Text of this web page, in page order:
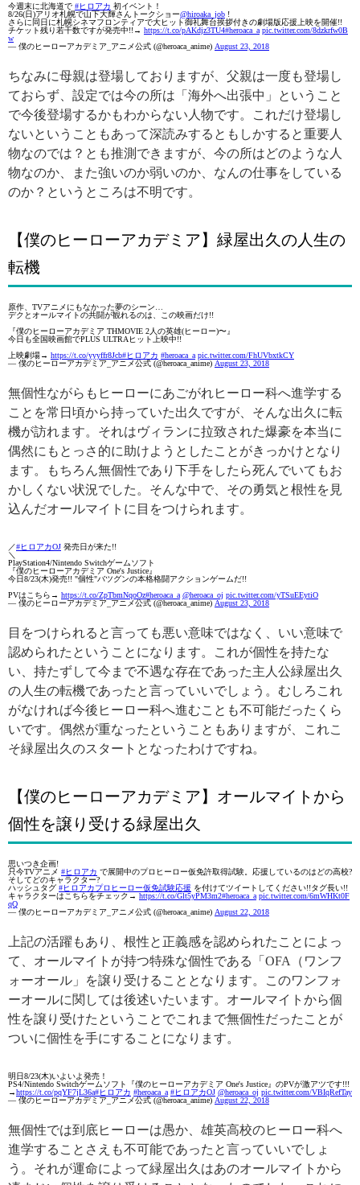
今週末に北海道で #ヒロアカ 初イベント！
8/26(日)アリオ札幌で山下大輝さんトークショー@hiroaka_job !
さらに同日に札幌シネマフロンティアで大ヒット御礼舞台挨拶付きの劇場版応援上映を開催!!
チケット残り若干数ですが発売中!!→ https://t.co/pAKdjz3TU4#heroaca_a pic.twitter.com/8dzkrfw0B
w
— 僕のヒーローアカデミア_アニメ公式 (@heroaca_anime) August 23, 2018
ちなみに母親は登場しておりますが、父親は一度も登場し
ておらず、設定では今の所は「海外へ出張中」ということ
で今後登場するかもわからない人物です。これだけ登場し
ないということもあって深読みするともしかすると重要人
物なのでは？とも推測できますが、今の所はどのような人
物なのか、また強いのか弱いのか、なんの仕事をしている
のか？というところは不明です。
【僕のヒーローアカデミア】緑屋出久の人生の
転機
原作、TVアニメにもなかった夢のシーン…
デクとオールマイトの共闘が観れるのは、この映画だけ!!
『僕のヒーローアカデミア THMOVIE 2人の英雄(ヒーロー)〜』
今日も全国映画館でPLUS ULTRAヒット上映中!!
上映劇場→ https://t.co/yyyffr8Jcb#ヒロアカ #heroaca_a pic.twitter.com/FhUVbxtkCY
— 僕のヒーローアカデミア_アニメ公式 (@heroaca_anime) August 23, 2018
無個性ながらもヒーローにあごがれヒーロー科へ進学する
ことを常日頃から持っていた出久ですが、そんな出久に転
機が訪れます。それはヴィランに拉致された爆豪を本当に
偶然にもとっさ的に助けようとしたことがきっかけとなり
ます。もちろん無個性であり下手をしたら死んでいてもお
かしくない状況でした。そんな中で、その勇気と根性を見
込んだオールマイトに目をつけられます。
／#ヒロアカOJ 発売日が来た!!
＼
PlayStation4/Nintendo Switchゲームソフト
『僕のヒーローアカデミア One's Justice』
今日8/23(木)発売!! "個性"バツグンの本格格闘アクションゲームだ!!
PVはこちら→ https://t.co/ZpTbmNqoOz#heroaca_a @heroaca_oj pic.twitter.com/yTSuEEytiO
— 僕のヒーローアカデミア_アニメ公式 (@heroaca_anime) August 23, 2018
目をつけられると言っても悪い意味ではなく、いい意味で
認められたということになります。これが個性を持たな
い、持たずして今まで不遇な存在であった主人公緑屋出久
の人生の転機であったと言っていいでしょう。むしろこれ
がなければ今後ヒーロー科へ進むことも不可能だったくら
いです。偶然が重なったということもありますが、これこ
そ緑屋出久のスタートとなったわけですね。
【僕のヒーローアカデミア】オールマイトから
個性を譲り受ける緑屋出久
思いつき企画!
只今TVアニメ #ヒロアカ で展開中のプロヒーロー仮免許取得試験。応援しているのはどの高校?
そしてどのキャラクター?
ハッシュタグ #ヒロアカプロヒーロー仮免試験応援 を付けてツイートしてください!!タグ長い!!
キャラクターはこちらをチェック→ https://t.co/Glt5yPM3m2#heroaca_a pic.twitter.com/6mWHKt0F
qQ
— 僕のヒーローアカデミア_アニメ公式 (@heroaca_anime) August 22, 2018
上記の活躍もあり、根性と正義感を認められたことによっ
て、オールマイトが持つ特殊な個性である「OFA（ワンフ
ォーオール」を譲り受けることとなります。このワンフォ
ーオールに関しては後述いたいます。オールマイトから個
性を譲り受けたということでこれまで無個性だったことが
ついに個性を手にすることになります。
明日8/23(木)いよいよ発売！
PS4/Nintendo Switchゲームソフト『僕のヒーローアカデミア One's Justice』のPVが激アツです!!!
→https://t.co/pqYF7jL36a#ヒロアカ #heroaca_a #ヒロアカOJ @heroaca_oj pic.twitter.com/VBIqRefTay
— 僕のヒーローアカデミア_アニメ公式 (@heroaca_anime) August 22, 2018
無個性では到底ヒーローは愚か、雄英高校のヒーロー科へ
進学することさえも不可能であったと言っていいでしょ
う。それが運命によって緑屋出久はあのオールマイトから